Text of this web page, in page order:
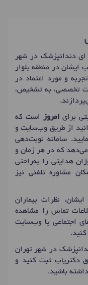
ای دندانپزشک در شهر
نظام پزشکی 205691، مطب ایشان در منطقه بلوار
و مورد اعتماد در
تخصصی، به تشخیص،
برای امروز است که
از طریق وب‌سایت و
سامانه نوبت‌دهی
می‌دهد که در هر زمان و
هدایتی را به‌راحتی
مشاوره تلفنی نیز
نظرات بیماران
تماس را مشاهده
اجتماعی یا وب‌سایت
در شهر تهران
دکتریاب ثبت کنید و
باشید.